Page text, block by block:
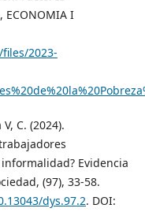
ECONOMIA I
2023-
C. (2024).
Evidencia
(97), 33-58.
dys.97.2. DOI: